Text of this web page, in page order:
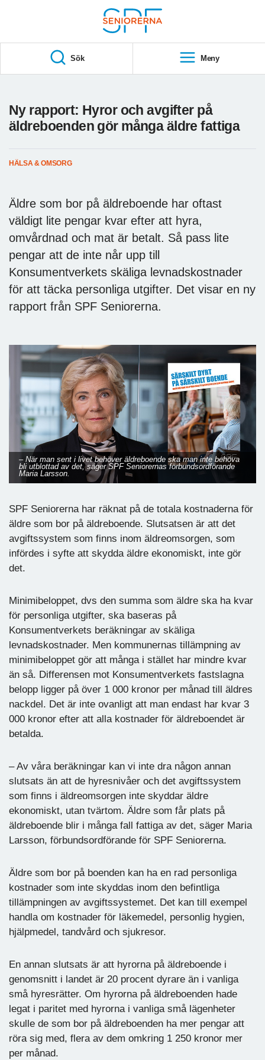
S
A
Sök Meny
Ny rapport: Hyror och avgifter på
äldreboenden gör många äldre fattiga
HÄLSA & OMSORG
Äldre som bor på äldreboende har oftast
väldigt lite pengar kvar efter att hyra,
omvårdnad och mat är betalt. Så pass lite
pengar att de inte når upp till
Konsumentverkets skäliga levnadskostnader
för att täcka personliga utgifter. Det visar en ny
rapport från SPF Seniorerna.
– När man sent i livet behöver äldreboende ska man inte behöva
bli utblottad av det, säger SPF Seniorernas förbundsordförande
Maria Larsson.
SPF Seniorerna har räknat på de totala kostnaderna för
äldre som bor på äldreboende. Slutsatsen är att det
avgiftssystem som finns inom äldreomsorgen, som
infördes i syfte att skydda äldre ekonomiskt, inte gör
det.
Minimibeloppet, dvs den summa som äldre ska ha kvar
för personliga utgifter, ska baseras på
Konsumentverkets beräkningar av skäliga
levnadskostnader. Men kommunernas tillämpning av
minimibeloppet gör att många i stället har mindre kvar
än så. Differensen mot Konsumentverkets fastslagna
belopp ligger på över 1 000 kronor per månad till äldres
nackdel. Det är inte ovanligt att man endast har kvar 3
000 kronor efter att alla kostnader för äldreboendet är
betalda.
– Av våra beräkningar kan vi inte dra någon annan
slutsats än att de hyresnivåer och det avgiftssystem
som finns i äldreomsorgen inte skyddar äldre
ekonomiskt, utan tvärtom. Äldre som får plats på
äldreboende blir i många fall fattiga av det, säger Maria
Larsson, förbundsordförande för SPF Seniorerna.
Äldre som bor på boenden kan ha en rad personliga
kostnader som inte skyddas inom den befintliga
tillämpningen av avgiftssystemet. Det kan till exempel
handla om kostnader för läkemedel, personlig hygien,
hjälpmedel, tandvård och sjukresor.
En annan slutsats är att hyrorna på äldreboende i
genomsnitt i landet är 20 procent dyrare än i vanliga
små hyresrätter. Om hyrorna på äldreboenden hade
legat i paritet med hyrorna i vanliga små lägenheter
skulle de som bor på äldreboenden ha mer pengar att
röra sig med, flera av dem omkring 1 250 kronor mer
per månad.